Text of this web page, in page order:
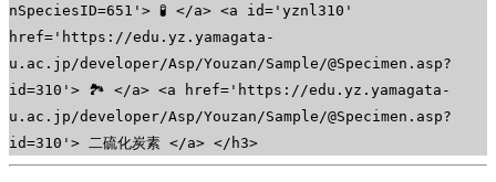
nSpeciesID=651'> 🧪 </a> <a id='yznl310'
href='https://edu.yz.yamagata-
u.ac.jp/developer/Asp/Youzan/Sample/@Specimen.asp?
id=310'> 🏞 </a> <a href='https://edu.yz.yamagata-
u.ac.jp/developer/Asp/Youzan/Sample/@Specimen.asp?
id=310'> 二硫化炭素 </a> </h3>